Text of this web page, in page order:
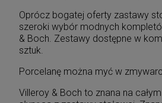
Oprócz bogatej oferty zastawy
szeroki wybór modnych
& Boch. Zestawy dostępne w
sztuk.
Porcelanę można myć w
Villeroy & Boch to znana na